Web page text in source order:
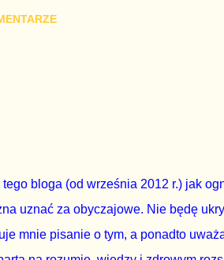
– ani partia rządząca, ani partie
głosować zgodnie z wolą Dudy,
podstawowe reguły demokraty jest
bloga (od września 2012 r.) jak
uznać za obyczajowe. Nie będę
mnie pisanie o tym, a ponadto